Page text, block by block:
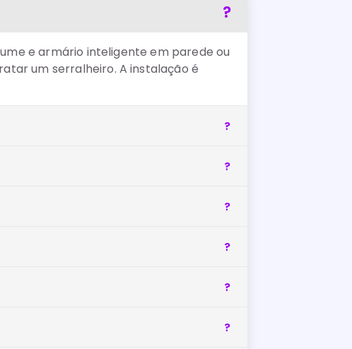
e armário inteligente em parede ou
um serralheiro. A instalação é